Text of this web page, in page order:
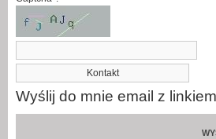
Wyślij do mnie email z